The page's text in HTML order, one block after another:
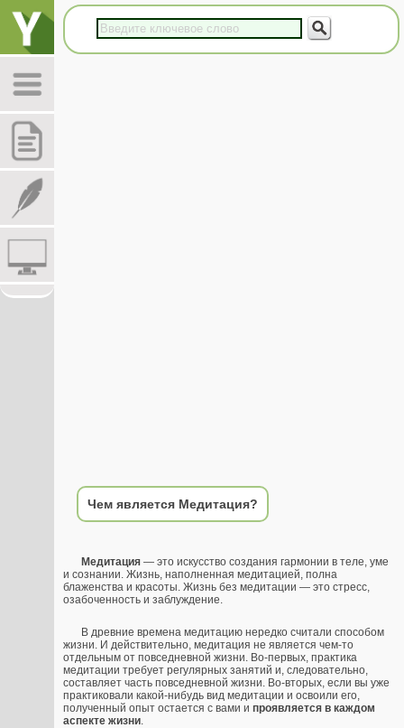
Чем является Медитация?
Медитация — это искусство создания гармонии в теле, уме
и сознании. Жизнь, наполненная медитацией, полна
блаженства и красоты. Жизнь без медитации — это стресс,
озабоченность и заблуждение.
В древние времена медитацию нередко считали способом
жизни. И действительно, медитация не является чем-то
отдельным от повседневной жизни. Во-первых, практика
медитации требует регулярных занятий и, следовательно,
составляет часть повседневной жизни. Во-вторых, если вы уже
практиковали какой-нибудь вид медитации и освоили его,
полученный опыт остается с вами и проявляется в каждом
аспекте жизни.